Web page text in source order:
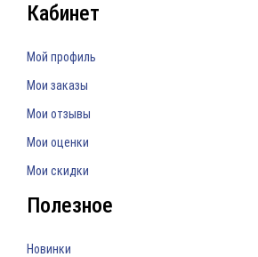
Кабинет
Мой профиль
Мои заказы
Мои отзывы
Мои оценки
Мои скидки
Полезное
Новинки